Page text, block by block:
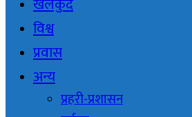
विश्व
प्रवास
अन्य
प्रहरी-प्रशासन